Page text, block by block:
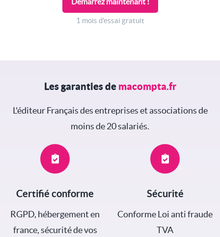
1 mois d'essai gratuit
Les garanties de macompta.fr
L'éditeur Français des entreprises et associations de
moins de 20 salariés.
Certifié conforme
RGPD, hébergement en
france, sécurité de vos
Sécurité
Conforme Loi anti fraude
TVA